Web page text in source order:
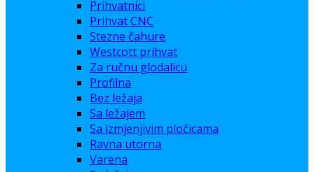
Prihvatnici
Prihvat CNC
Stezne čahure
Westcott prihvat
Za ručnu glodalicu
Profilna
Bez ležaja
Sa ležajem
Sa izmjenjivim pločicama
Ravna utorna
Varena